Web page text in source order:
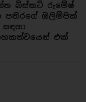
බිස්කට් රුමේෂ්
පතිරගේ ඔලිම්පික්
එක්